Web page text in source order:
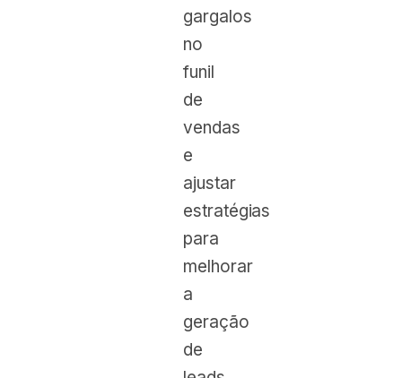
gargalos
no
funil
de
vendas
e
ajustar
estratégias
para
melhorar
a
geração
de